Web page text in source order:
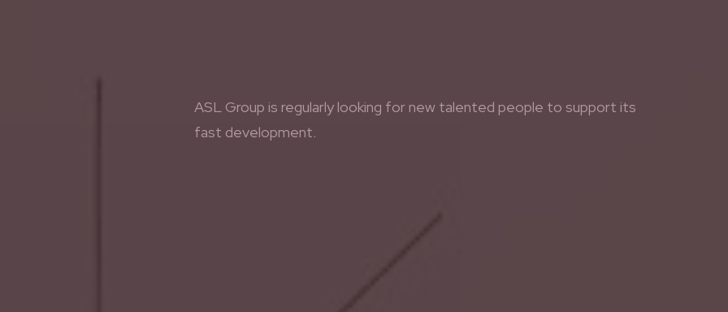
ASL Group is regularly looking for new talented people to support its
fast development.